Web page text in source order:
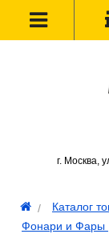
г. Москва,
Каталог
Фонари и Фары